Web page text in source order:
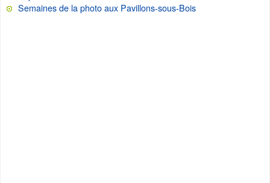
Semaines de la photo aux Pavillons-sous-Bois